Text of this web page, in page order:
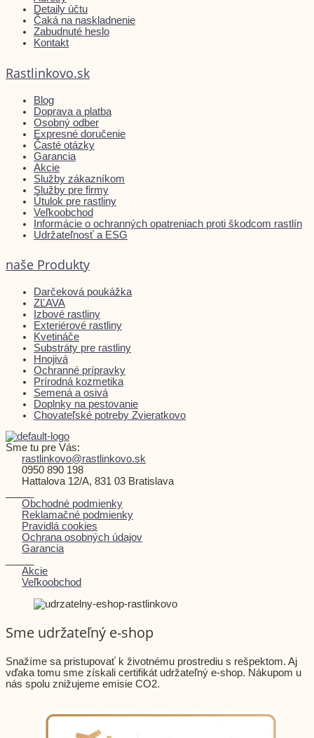
Detaily účtu
Čaká na naskladnenie
Zabudnuté heslo
Kontakt
Rastlinkovo.sk
Blog
Doprava a platba
Osobný odber
Expresné doručenie
Časté otázky
Garancia
Akcie
Služby zákazníkom
Služby pre firmy
Útulok pre rastliny
Veľkoobchod
Informácie o ochranných opatreniach proti škodcom rastlín
Udržateľnosť a ESG
naše Produkty
Darčeková poukážka
ZĽAVA
Izbové rastliny
Exteriérové rastliny
Kvetináče
Substráty pre rastliny
Hnojivá
Ochranné prípravky
Prírodná kozmetika
Semená a osivá
Doplnky na pestovanie
Chovateľské potreby Zvieratkovo
Sme tu pre Vás:
rastlinkovo@rastlinkovo.sk
0950 890 198
Hattalova 12/A, 831 03 Bratislava
Obchodné podmienky
Reklamačné podmienky
Pravidlá cookies
Ochrana osobných údajov
Garancia
Akcie
Veľkoobchod
Sme udržateľný e-shop
Snažíme sa pristupovať k životnému prostrediu s rešpektom. Aj
vďaka tomu sme získali certifikát udržateľný e-shop. Nákupom u
nás spolu znižujeme emisie CO2.